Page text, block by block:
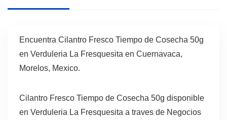
Encuentra Cilantro Fresco Tiempo de Cosecha 50g
en Verduleria La Fresquesita en Cuernavaca,
Morelos, Mexico.
Cilantro Fresco Tiempo de Cosecha 50g disponible
en Verduleria La Fresquesita a traves de Negocios